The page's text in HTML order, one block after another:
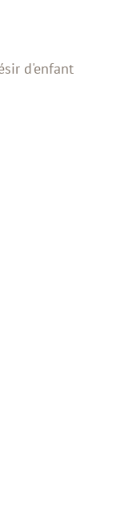
d'enfant